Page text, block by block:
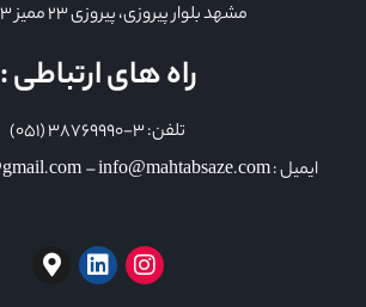
مشهد بلوار پیروزی، پیروزی 23 ممیز 3 پلاک 81
راه های ارتباطی :
تلفن: 3-38769990 (051)
ایمیل : mahtabsazeh0@gmail.com – info@mahtabsaze.com